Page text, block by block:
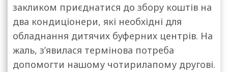
закликом приєднатися до збору коштів на
два кондиціонери, які необхідні для
обладнання дитячих буферних центрів. На
жаль, з’явилася термінова потреба
допомогти нашому чотирилапому другові.